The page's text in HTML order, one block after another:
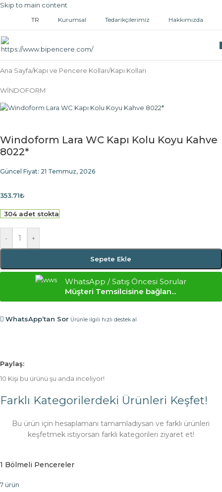
Skip to main content
TR Kurumsal Tedarikçilerimiz Hakkımızda
Ana Sayfa/Kapı ve Pencere Kolları/Kapı Kolları
WİNDOFORM
Windoform Lara WC Kapı Kolu Koyu Kahve
8022*
Güncel Fiyat: 21 Temmuz, 2026
353.71₺
304 adet stokta
- +
Sepete Ekle
WhatsApp / Satış Öncesi Sorular
Müşteri Temsilcisine bağlan...
WhatsApp’tan Sor Ürünle ilgili hızlı destek al
Paylaş:
10 Kişi bu ürünü şu anda inceliyor!
Farklı Kategorilerdeki Ürünleri Keşfet!
Bu ürün için hesaplamanı tamamladıysan ve farklı ürünleri
keşfetmek istiyorsan farklı kategorileri ziyaret et!
1 Bölmeli Pencereler
7 ürün